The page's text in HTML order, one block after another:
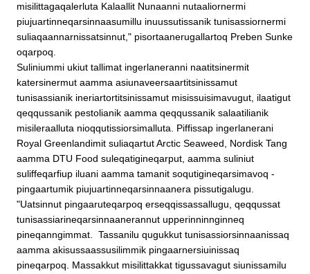
misilittagaqalerluta Kalaallit Nunaanni nutaaliornermi
piujuartinneqarsinnaasumillu inuussutissanik tunisassiornermi
suliaqaannarnissatsinnut," pisortaanerugallartoq Preben Sunke
oqarpoq.
Suliniummi ukiut tallimat ingerlaneranni naatitsinermit
katersinermut aamma asiunaveersaartitsinissamut
tunisassianik ineriartortitsinissamut misissuisimavugut, ilaatigut
qeqqussanik pestolianik aamma qeqqussanik salaatilianik
misileraalluta nioqqutissiorsimalluta. Piffissap ingerlanerani
Royal Greenlandimit suliaqartut Arctic Seaweed, Nordisk Tang
aamma DTU Food suleqatigineqarput, aamma suliniut
suliffeqarfiup iluani aamma tamanit soqutigineqarsimavoq -
pingaartumik piujuartinneqarsinnaanera pissutigalugu.
"Uatsinnut pingaaruteqarpoq erseqqissassallugu, qeqqussat
tunisassiarineqarsinnaanerannut upperinninnginneq
pineqanngimmat.
Tassanilu qugukkut tunisassiorsinnaanissaq
aamma akisussaassusilimmik pingaarnersiuinissaq
pineqarpoq. Massakkut misilittakkat tigussavagut siunissamilu